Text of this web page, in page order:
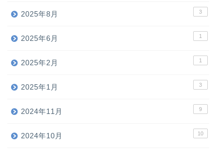
2025年8月 3
2025年6月 1
2025年2月 1
2025年1月 3
2024年11月 9
2024年10月 10